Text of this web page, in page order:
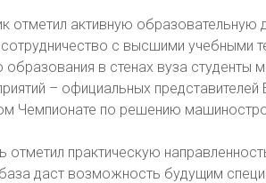
отметил активную образовательную
с высшими учебными
образования в стенах вуза студенты
– официальных
Чемпионате по решению
отметил практическую
даст возможность будущим